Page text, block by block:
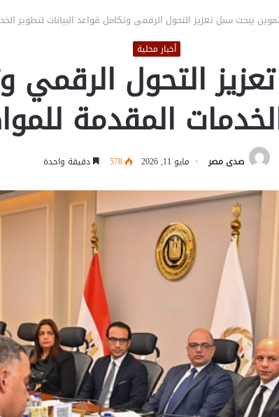
يبحث سبل تعزيز التحول الرقمي وتكامل قواعد البيانات لتطوير
أخبار محلية
التحول الرقمي
المقدمة
صدى مصر مايو 11, 2026 578 دقيقة واحدة